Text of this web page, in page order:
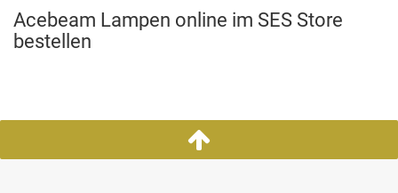
Acebeam Lampen online im SES Store
bestellen